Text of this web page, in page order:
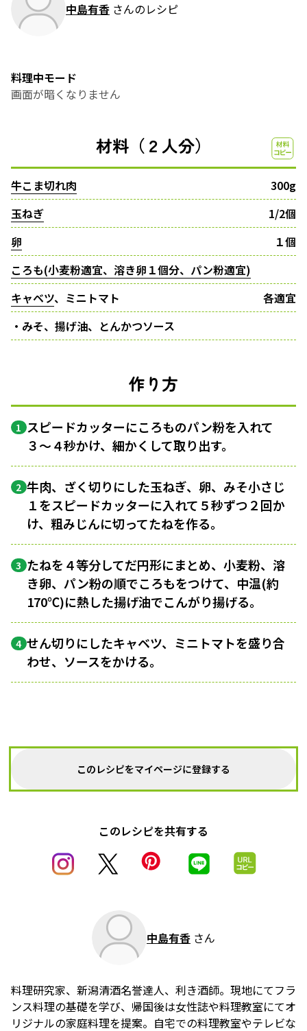
中島有香 さんのレシピ
料理中モード
画面が暗くなりません
材料（２人分）
牛こま切れ肉
300g
玉ねぎ
1/2個
卵
１個
ころも(小麦粉適宜、溶き卵１個分、パン粉適宜)
キャベツ、ミニトマト
各適宜
・みそ、揚げ油、とんかつソース
作り方
1 スピードカッターにころものパン粉を入れて
３〜４秒かけ、細かくして取り出す。
2 牛肉、ざく切りにした玉ねぎ、卵、みそ小さじ
１をスピードカッターに入れて５秒ずつ２回か
け、粗みじんに切ってたねを作る。
3 たねを４等分してだ円形にまとめ、小麦粉、溶
き卵、パン粉の順でころもをつけて、中温(約
170℃)に熱した揚げ油でこんがり揚げる。
4 せん切りにしたキャベツ、ミニトマトを盛り合
わせ、ソースをかける。
このレシピをマイページに登録する
このレシピを共有する
中島有香 さん
料理研究家、新潟清酒名誉達人、利き酒師。現地にてフラ
ンス料理の基礎を学び、帰国後は女性誌や料理教室にてオ
リジナルの家庭料理を提案。自宅での料理教室やテレビな